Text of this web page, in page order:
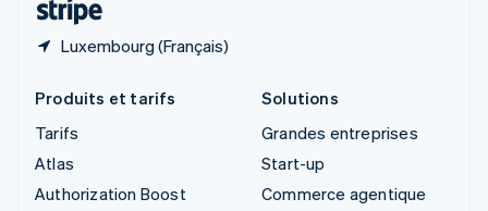
Luxembourg (Français)
Produits et tarifs
Tarifs
Atlas
Authorization Boost
Solutions
Grandes entreprises
Start-up
Commerce agentique